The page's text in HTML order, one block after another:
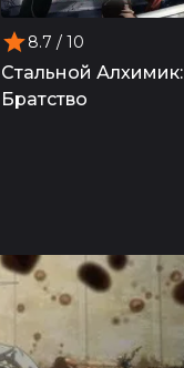
8.7 / 10
Стальной Алхимик:
Братство